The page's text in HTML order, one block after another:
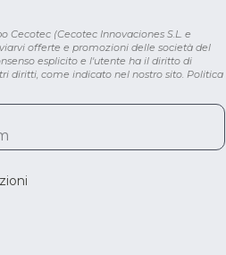
(Cecotec Innovaciones S.L. e
offerte e promozioni delle società del
esplicito e l'utente ha il diritto di
diritti, come indicato nel nostro sito. Politica